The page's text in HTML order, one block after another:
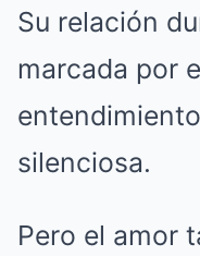
Su relación
marcada por
silenciosa.
Pero el amor